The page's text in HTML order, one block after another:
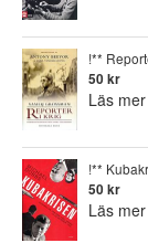
!**
50 kr
Läs
!**
50 kr
Läs